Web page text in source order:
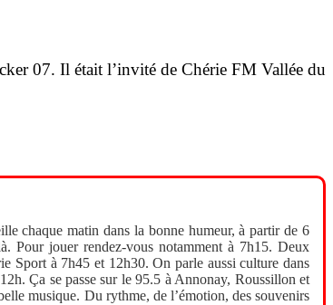
07. Il était l’invité de Chérie FM Vallée du
chaque matin dans la bonne humeur, à partir de 6
Pour jouer rendez-vous notamment à 7h15. Deux
Sport à 7h45 et 12h30. On parle aussi culture dans
Ça se passe sur le 95.5 à Annonay, Roussillon et
musique. Du rythme, de l’émotion, des souvenirs